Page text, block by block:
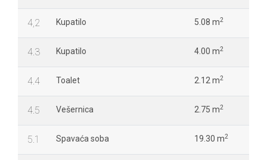
4,2 Kupatilo 5.08 m2
4.3 Kupatilo 4.00 m2
4.4 Toalet 2.12 m2
4.5 Vešernica 2.75 m2
5.1 Spavaća soba 19.30 m2